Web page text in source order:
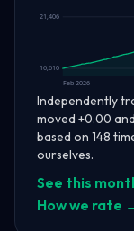
21,406
16,610
Feb 2026
Independently
moved +0.00
based on 148
ourselves.
See this
How we rate